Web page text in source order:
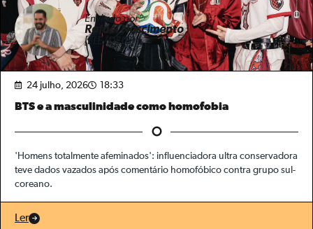
Enviado por
Rafael Nascimento
[ELE/DELE]
24 julho, 2026 18:33
BTS e a masculinidade como homofobia
'Homens totalmente afeminados': influenciadora ultra conservadora
teve dados vazados após comentário homofóbico contra grupo sul-
coreano.
Ler